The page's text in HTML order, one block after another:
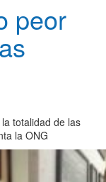
peor
totalidad de las
la ONG